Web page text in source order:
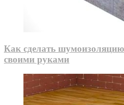
Как сделать
своими руками